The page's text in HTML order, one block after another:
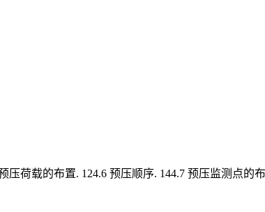
荷载的布置. 124.6 预压顺序. 144.7 预压监测点的